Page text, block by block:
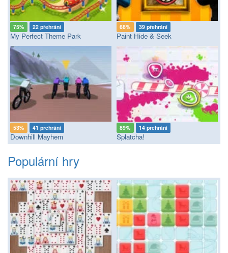
75% 22 přehrání
My Perfect Theme Park
68% 39 přehrání
Paint Hide & Seek
53% 41 přehrání
Downhill Mayhem
89% 14 přehrání
Splatcha!
Populární hry